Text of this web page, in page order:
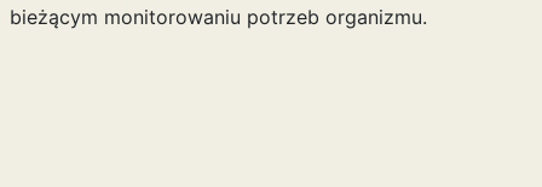
bieżącym monitorowaniu potrzeb organizmu.